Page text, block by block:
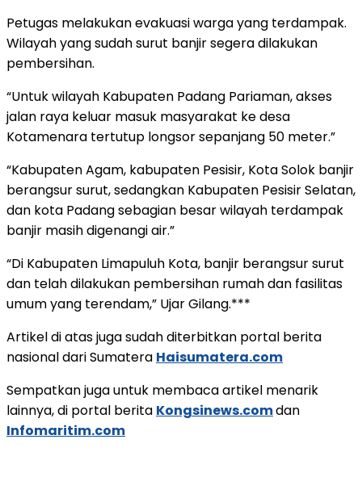
Petugas melakukan evakuasi warga yang terdampak.
Wilayah yang sudah surut banjir segera dilakukan
pembersihan.
“Untuk wilayah Kabupaten Padang Pariaman, akses
jalan raya keluar masuk masyarakat ke desa
Kotamenara tertutup longsor sepanjang 50 meter.”
“Kabupaten Agam, kabupaten Pesisir, Kota Solok banjir
berangsur surut, sedangkan Kabupaten Pesisir Selatan,
dan kota Padang sebagian besar wilayah terdampak
banjir masih digenangi air.”
“Di Kabupaten Limapuluh Kota, banjir berangsur surut
dan telah dilakukan pembersihan rumah dan fasilitas
umum yang terendam,” Ujar Gilang.***
Artikel di atas juga sudah diterbitkan portal berita
nasional dari Sumatera Haisumatera.com
Sempatkan juga untuk membaca artikel menarik
lainnya, di portal berita Kongsinews.comdan
Infomaritim.com